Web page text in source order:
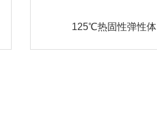
125℃热固性弹性体